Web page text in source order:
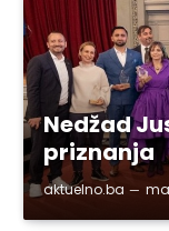
Nedžad
priznanja
aktuelno.ba